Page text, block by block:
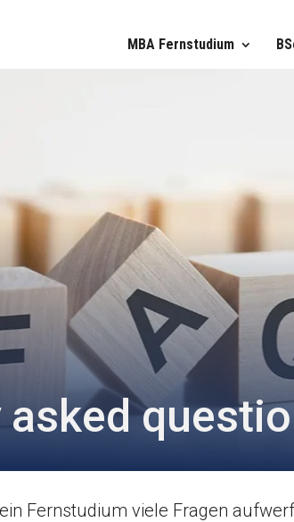
MBA Fernstudium
asked
Fernstudium viele Fragen